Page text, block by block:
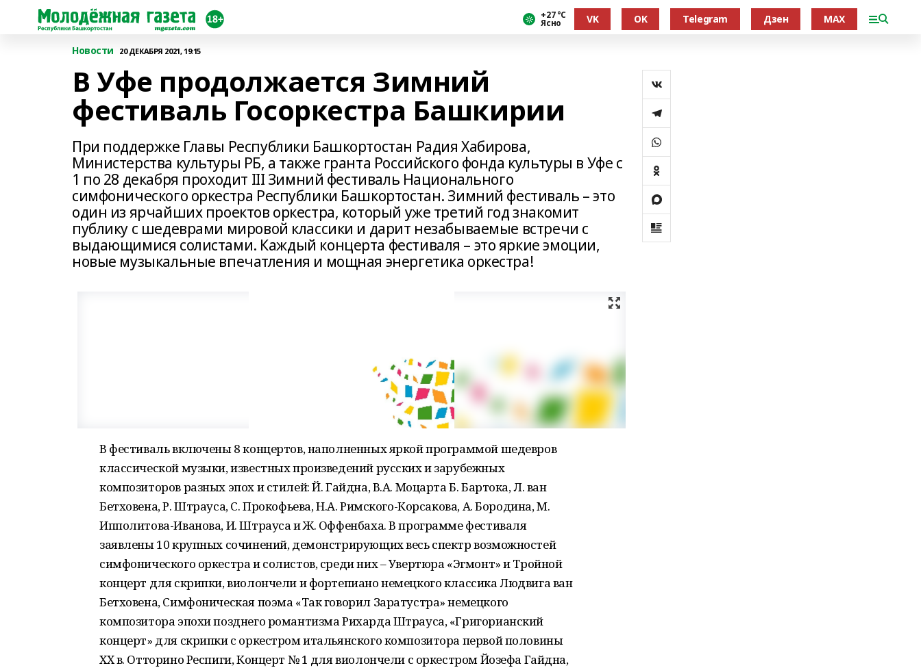
+27 °С
Ясно VK OK Telegram Дзен MAX
Новости 20 ДЕКАБРЯ 2021, 19:15
В Уфе продолжается Зимний
фестиваль Госоркестра Башкирии
При поддержке Главы Республики Башкортостан Радия Хабирова,
Министерства культуры РБ, а также гранта Российского фонда культуры в Уфе с
1 по 28 декабря проходит III Зимний фестиваль Национального
симфонического оркестра Республики Башкортостан. Зимний фестиваль – это
один из ярчайших проектов оркестра, который уже третий год знакомит
публику с шедеврами мировой классики и дарит незабываемые встречи с
выдающимися солистами. Каждый концерта фестиваля – это яркие эмоции,
новые музыкальные впечатления и мощная энергетика оркестра!
В фестиваль включены 8 концертов, наполненных яркой программой шедевров
классической музыки, известных произведений русских и зарубежных
композиторов разных эпох и стилей: Й. Гайдна, В.А. Моцарта Б. Бартока, Л. ван
Бетховена, Р. Штрауса, С. Прокофьева, Н.А. Римского-Корсакова, А. Бородина, М.
Ипполитова-Иванова, И. Штрауса и Ж. Оффенбаха. В программе фестиваля
заявлены 10 крупных сочинений, демонстрирующих весь спектр возможностей
симфонического оркестра и солистов, среди них – Увертюра «Эгмонт» и Тройной
концерт для скрипки, виолончели и фортепиано немецкого классика Людвига ван
Бетховена, Симфоническая поэма «Так говорил Заратустра» немецкого
композитора эпохи позднего романтизма Рихарда Штрауса, «Григорианский
концерт» для скрипки с оркестром итальянского композитора первой половины
XX в. Отторино Респиги, Концерт № 1 для виолончели с оркестром Йозефа Гайдна,